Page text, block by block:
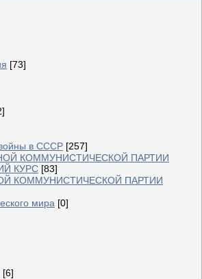
[73]
в СССР [257]
КОММУНИСТИЧЕСКОЙ ПАРТИИ
КУРС [83]
КОММУНИСТИЧЕСКОЙ ПАРТИИ
мира [0]
[6]